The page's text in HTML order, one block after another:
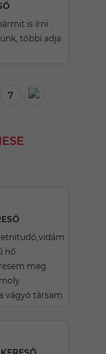
is írni .
többi adja
7
nő
meg
vágyó társam.